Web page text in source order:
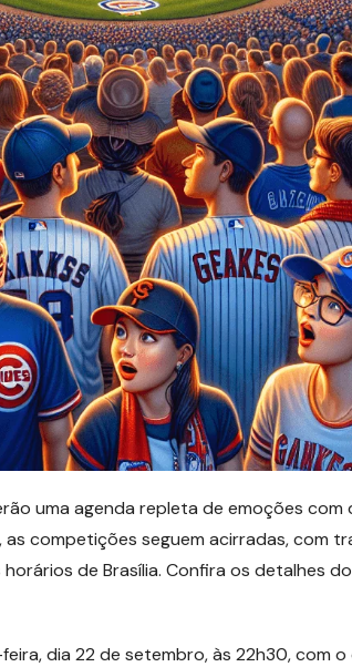
uma agenda repleta de emoções com
as competições seguem acirradas, com
de Brasília. Confira os detalhes
dia 22 de setembro, às 22h30, com